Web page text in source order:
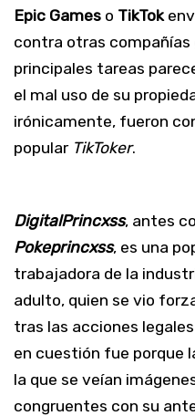
Epic Games o TikTok
contra otras compañías
principales tareas
el mal uso de su
irónicamente, fueron
popular TikToker.
DigitalPrincxss, antes
Pokeprincxss, es una
trabajadora de la
adulto, quien se vio
tras las acciones
en cuestión fue porque
la que se veían
congruentes con su